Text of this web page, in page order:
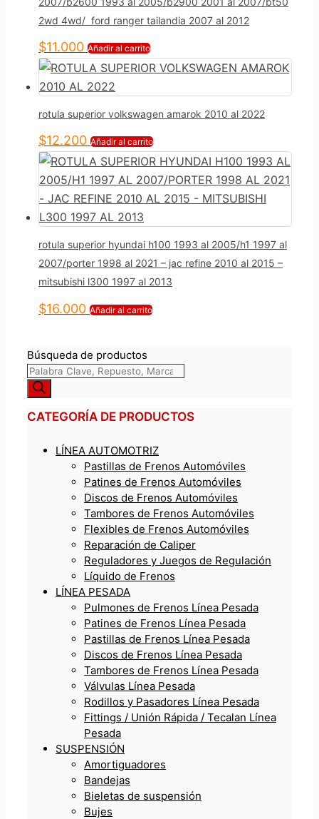
2wd 4wd/ ford ranger tailandia 2007 al 2012
$11.000 Añadir al carrito
rotula superior volkswagen amarok 2010 al 2022
$12.200 Añadir al carrito
rotula superior hyundai h100 1993 al 2005/h1 1997 al
2007/porter 1998 al 2021 – jac refine 2010 al 2015 –
mitsubishi l300 1997 al 2013
$16.000 Añadir al carrito
Búsqueda de productos
CATEGORÍA DE PRODUCTOS
LÍNEA AUTOMOTRIZ
Pastillas de Frenos Automóviles
Patines de Frenos Automóviles
Discos de Frenos Automóviles
Tambores de Frenos Automóviles
Flexibles de Frenos Automóviles
Reparación de Caliper
Reguladores y Juegos de Regulación
Líquido de Frenos
LÍNEA PESADA
Pulmones de Frenos Línea Pesada
Patines de Frenos Línea Pesada
Pastillas de Frenos Línea Pesada
Discos de Frenos Línea Pesada
Tambores de Frenos Línea Pesada
Válvulas Línea Pesada
Rodillos y Pasadores Línea Pesada
Fittings / Unión Rápida / Tecalan Línea
Pesada
SUSPENSIÓN
Amortiguadores
Bandejas
Bieletas de suspensión
Bujes